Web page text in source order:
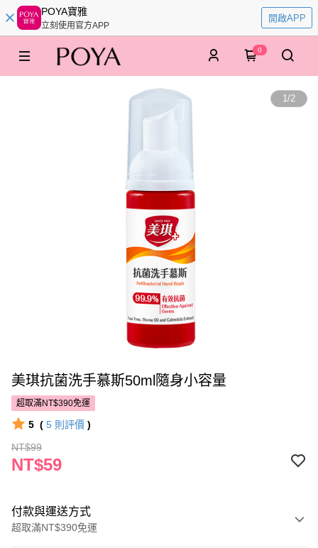
POYA寶雅
立刻使用官方APP
開啟APP
0
1/2
美琪抗菌洗手慕斯50ml隨身小容量
超取滿NT$390免運
5 ( 5 則評價 )
NT$99
NT$59
付款與運送方式
超取滿NT$390免運